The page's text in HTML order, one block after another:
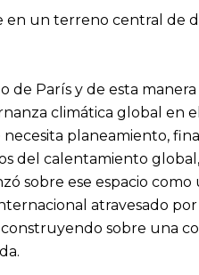
en un terreno central de
de París y de esta
climática global en
planeamiento,
del calentamiento
sobre ese espacio
atravesado
sobre una